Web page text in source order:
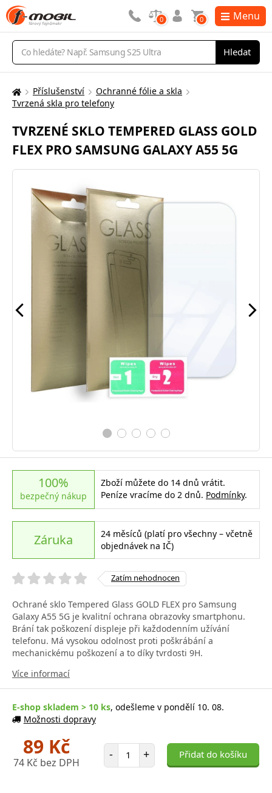
Vyhledávání
Hledat
0 0 Menu
Zde
nacházíte:
Příslušenství
Ochranné fólie a skla
Tvrzená skla pro telefony
TVRZENÉ SKLO TEMPERED GLASS GOLD
FLEX PRO SAMSUNG GALAXY A55 5G
100%
bezpečný nákup
Zboží můžete do 14 dnů vrátit.
Peníze vracíme do 2 dnů. Podmínky.
Záruka
24 měsíců (platí pro všechny – včetně
objednávek na IČ)
Zatím nehodnocen
Ochrané sklo Tempered Glass GOLD FLEX pro Samsung
Galaxy A55 5G je kvalitní ochrana obrazovky smartphonu.
Brání tak poškození displeje při každodenním užívání
telefonu. Má vysokou odolnost proti poškrábání a
mechanickému poškození a to díky tvrdosti 9H.
Více informací
E-shop skladem > 10 ks, odešleme v pondělí 10. 08.
Možnosti dopravy
89 Kč
74 Kč bez DPH
- Počet položek
+ Přidat do košíku